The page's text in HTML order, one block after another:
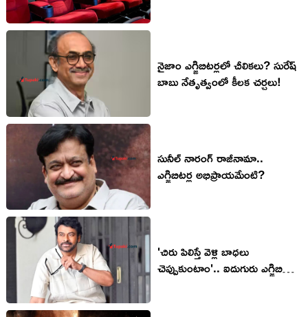
నైజాం ఎగ్జిబిటర్లలో చీలికలు? సురేష్
బాబు నేతృత్వంలో కీలక చర్చలు!
సునీల్ నారంగ్ రాజీనామా..
ఎగ్జిబిటర్ల అభిప్రాయమేంటి?
'చిరు పిలిస్తే వెళ్లి బాధలు
చెప్పుకుంటాం'.. ఐదుగురు ఎగ్జిబిటర్లు